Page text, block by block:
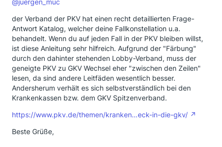
@juergen_muc
der Verband der PKV hat einen recht detaillierten Frage-
Antwort Katalog, welcher deine Fallkonstellation u.a.
behandelt. Wenn du auf jeden Fall in der PKV bleiben willst,
ist diese Anleitung sehr hilfreich. Aufgrund der "Färbung"
durch den dahinter stehenden Lobby-Verband, muss der
geneigte PKV zu GKV Wechsel eher "zwischen den Zeilen"
lesen, da sind andere Leitfäden wesentlich besser.
Andersherum verhält es sich selbstverständlich bei den
Krankenkassen bzw. dem GKV Spitzenverband.
https://www.pkv.de/themen/kranken…eck-in-die-gkv/
Beste Grüße,